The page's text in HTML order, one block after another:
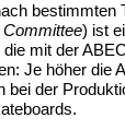
bestimmten
Committee) ist
die mit der
Je höher die
bei der